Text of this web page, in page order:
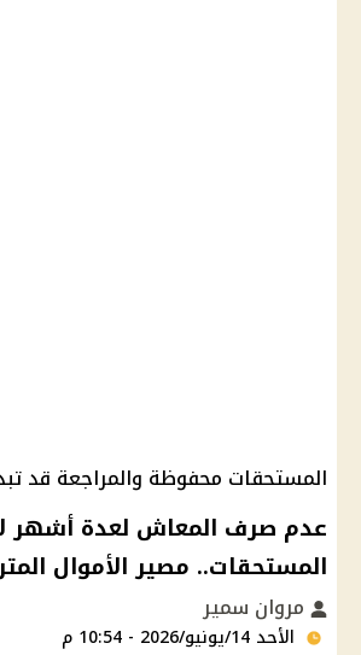
المستحقات محفوظة والمراجعة قد
عدم صرف المعاش لعدة أشهر
المستحقات.. مصير الأموال
مروان سمير
الأحد 14/يونيو/2026 - 10:54 م